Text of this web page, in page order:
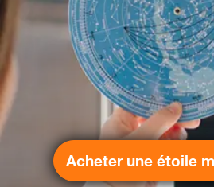
Acheter une étoile